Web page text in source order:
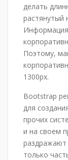
делать
растянутый
Поэтому,
1300px.
Bootstrap
для
прочих
и на своем
раздражают
только